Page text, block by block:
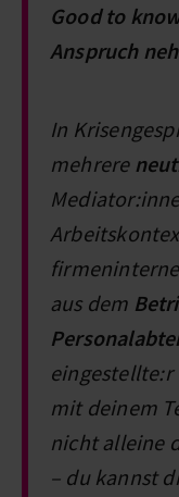
Good to
Anspruch
In
mehrere
firmeninterne
aus dem
eingestellte:r
mit deinem
nicht alleine
– du kannst